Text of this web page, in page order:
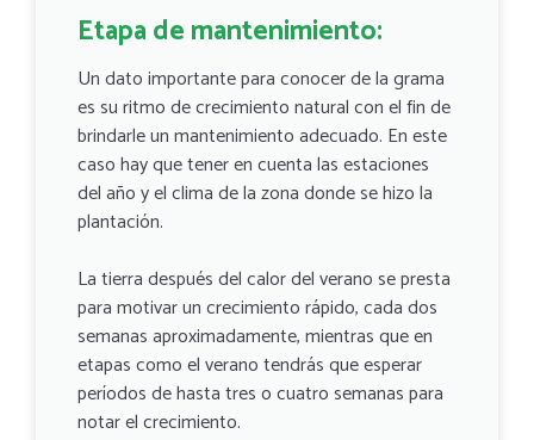
Etapa de mantenimiento:
Un dato importante para conocer de la grama
es su ritmo de crecimiento natural con el fin de
brindarle un mantenimiento adecuado. En este
caso hay que tener en cuenta las estaciones
del año y el clima de la zona donde se hizo la
plantación.
La tierra después del calor del verano se presta
para motivar un crecimiento rápido, cada dos
semanas aproximadamente, mientras que en
etapas como el verano tendrás que esperar
períodos de hasta tres o cuatro semanas para
notar el crecimiento.